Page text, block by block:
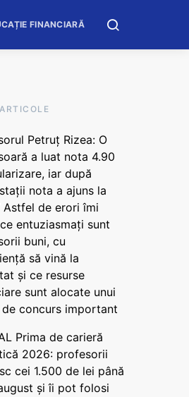
FINANCIARĂ
Petruț Rizea: O
a luat nota 4.90
iar după
nota a ajuns la
Astfel de erori îmi
entuziasmați sunt
buni, cu
să vină la
și ce resurse
sunt alocate unui
concurs important
Prima de carieră
2026: profesorii
cei 1.500 de lei până
și îi pot folosi